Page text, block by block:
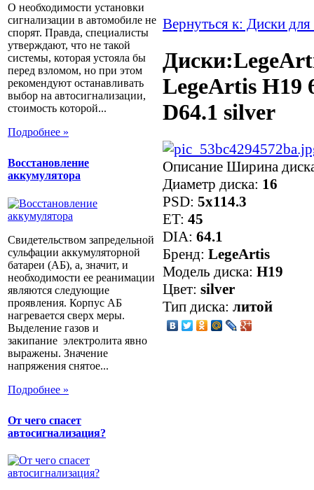
О необходимости установки
сигнализации в автомобиле не
спорят. Правда, специалисты
утверждают, что не такой
системы, которая устояла бы
перед взломом, но при этом
рекомендуют останавливать
выбор на автосигнализации,
стоимость которой...
Подробнее »
Восстановление
аккумулятора
Свидетельством запредельной
сульфации аккумуляторной
батареи (АБ), а, значит, и
необходимости ее реанимации
являются следующие
проявления. Корпус АБ
нагревается сверх меры.
Выделение газов и
закипание электролита явно
выражены. Значение
напряжения снятое...
Подробнее »
От чего спасет
автосигнализация?
Вернуться к: Диски для
LegeArtis H19
D64.1 silver
Описание Ширина
Диаметр диска: 16
PSD: 5x114.3
ET: 45
DIA: 64.1
Бренд: LegeArtis
Модель диска: H19
Цвет: silver
Тип диска: литой